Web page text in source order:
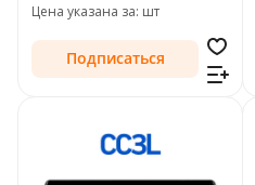
Цена указана за: шт
Подписаться